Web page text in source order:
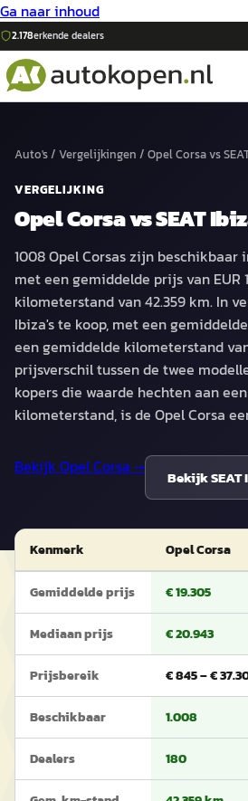
Ga naar inhoud
2.178erkende dealers
Auto's/ Vergelijkingen / Opel Corsavs
VERGELIJKING
Opel CorsavsSEAT
1008 Opel Corsas zijn beschikbaar
met een gemiddelde prijs van EUR
kilometerstand van 42.359 km. In
Ibiza's te koop, met een
een gemiddelde kilometerstand
prijsverschil tussen de twee
kopers die waarde hechten aan
kilometerstand, is de Opel Corsa
Bekijk Opel Corsa →
BekijkSEAT
Kenmerk Opel Corsa
Gemiddelde prijs € 19.305
Mediaan prijs € 20.943
Prijsbereik € 845 – €
Beschikbaar 1.008
Dealers 180